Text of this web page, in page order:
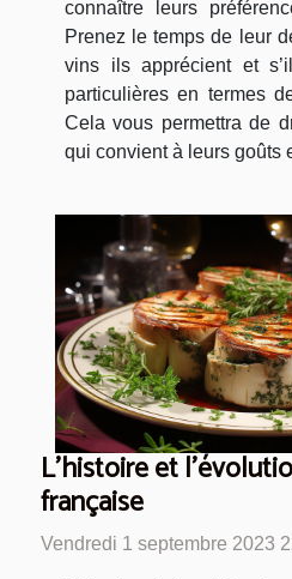
connaître leurs
Prenez le temps de leur
vins ils apprécient et
particulières en termes
Cela vous permettra de
qui convient à leurs goûts
L'histoire et
française
Vendredi 1 septembre 2023